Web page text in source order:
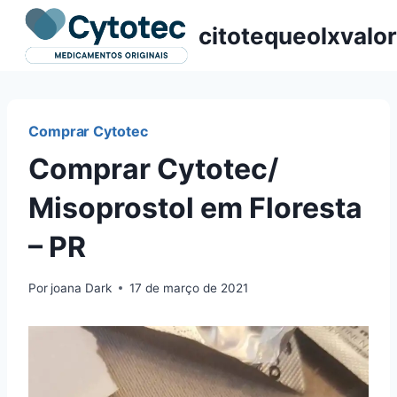
Pular
para
citotequeolxvalor
Comprar Cytotec
Comprar Cytotec/
Misoprostol em Floresta
– PR
Por joana Dark 17 de março de 2021